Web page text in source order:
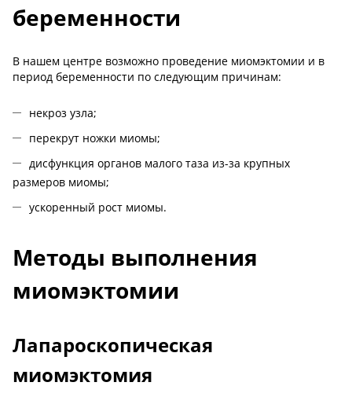
беременности
В нашем центре возможно проведение миомэктомии и в
период беременности по следующим причинам:
некроз узла;
перекрут ножки миомы;
дисфункция органов малого таза из-за крупных
размеров миомы;
ускоренный рост миомы.
Методы выполнения
миомэктомии
Лапароскопическая
миомэктомия